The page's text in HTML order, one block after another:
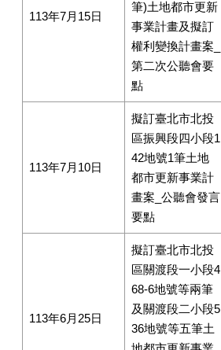
113年7月15日
筆)土地都市更新
事業計畫及擬訂
權利變換計畫案_
第二次公聽會要
點
113年7月10日
擬訂臺北市北投
區振興段四小段1
42地號1筆土地
都市更新事業計
畫案_公聽會發言
要點
113年6月25日
擬訂臺北市北投
區關渡段一小段4
68-6地號等兩筆
及關渡段二小段5
36地號等五筆土